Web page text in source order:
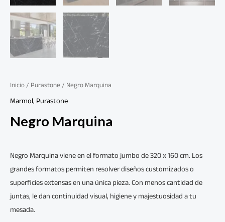
Inicio/ Purastone/ Negro Marquina
Marmol, Purastone
Negro Marquina
Negro Marquina viene en el formato jumbo de 320 x 160 cm. Los
grandes formatos permiten resolver diseños customizados o
superficies extensas en una única pieza. Con menos cantidad de
juntas, le dan continuidad visual, higiene y majestuosidad a tu
mesada.